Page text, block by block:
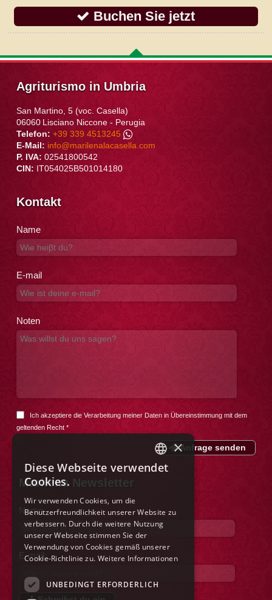
Buchen Sie jetzt
Agriturismo in Umbria
San Martino, 5 (voc. Casella)
06060 Lisciano Niccone- Perugia
Telefon: +39 339 4513245
E-Mail: info@marilenalacasella.com
P. IVA: 02541800542
CIN: IT054025B501014180
Kontakt
Name
E-mail
Noten
Ich akzeptiere die Verarbeitung meiner Daten in Übereinstimmung mit dem
geltenden Recht*
Anfrage senden
Marilena Newsletter
Name
E-mail
ITALIAN
FRENCH
SPANISH
×
Diese Webseite verwendet
Cookies.
Wir verwenden Cookies, um die
Benutzerfreundlichkeit unserer Website zu
verbessern. Durch die weitere Nutzung
unserer Webseite stimmen Sie der
Verwendung von Cookies gemäß unserer
Cookie-Richtlinie zu. Weitere Informationen
UNBEDINGT ERFORDERLICH